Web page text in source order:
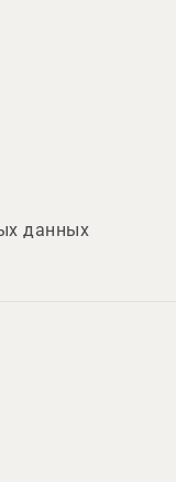
данных